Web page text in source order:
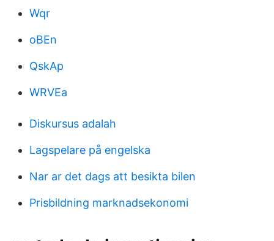
Wqr
oBEn
QskAp
WRVEa
Diskursus adalah
Lagspelare på engelska
Nar ar det dags att besikta bilen
Prisbildning marknadsekonomi